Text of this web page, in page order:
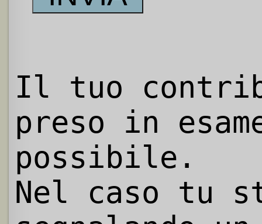
Il tuo
preso in
possibile.
Nel caso tu